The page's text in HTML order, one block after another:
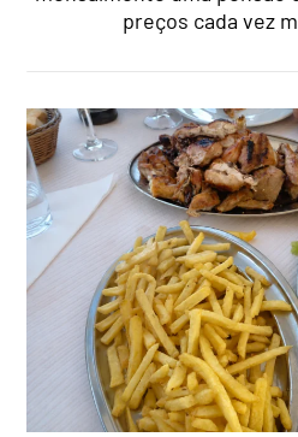
preços cada vez